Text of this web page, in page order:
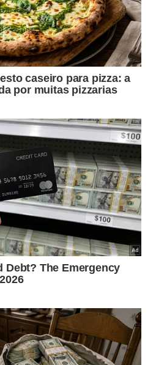
alternativa para
físico e aumentar a